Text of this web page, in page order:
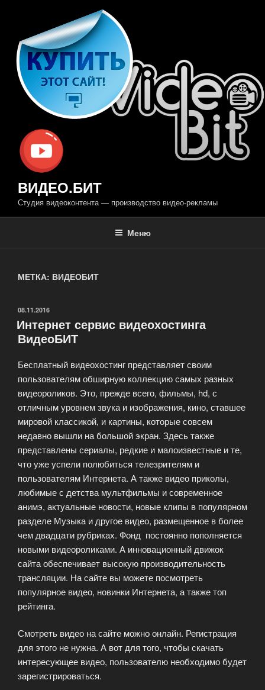
содержимому
ВИДЕО.БИТ
Студия видеоконтента — производство видео-рекламы
Меню
МЕТКА: ВИДЕОБИТ
ОПУБЛИКОВАНО
08.11.2016
Интернет сервис видеохостинга
ВидеоБИТ
Бесплатный видеохостинг представляет своим
пользователям обширную коллекцию самых разных
видеороликов. Это, прежде всего, фильмы, hd, с
отличным уровнем звука и изображения, кино, ставшее
мировой классикой, и картины, которые совсем
недавно вышли на большой экран. Здесь также
представлены сериалы, редкие и малоизвестные и те,
что уже успели полюбиться телезрителям и
пользователям Интернета. А также видео приколы,
любимые с детства мультфильмы и современное
анимэ, актуальные новости, новые клипы в популярном
разделе Музыка и другое видео, размещенное в более
чем двадцати рубриках. Фонд постоянно пополняется
новыми видеороликами. А инновационный движок
сайта обеспечивает высокую производительность
трансляции. На сайте вы можете посмотреть
популярное видео, новинки Интернета, а также топ
рейтинга.
Смотреть видео на сайте можно онлайн. Регистрация
для этого не нужна. А вот для того, чтобы скачать
интересующее видео, пользователю необходимо будет
зарегистрироваться.